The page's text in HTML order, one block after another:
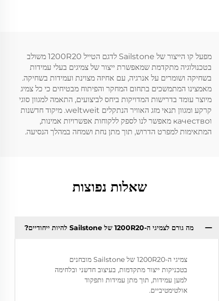
מפעל קו הייצור של Sailstone לדגם הטייל 1200R20 משולב
בטכנולוגיה מתקדמת שמאפשרת ייצור של צמיגים בעלי עמידות
בשחיקה ושומרים על אנרגיה, עם אחיזה מצוינת ועמידות בשחיקה.
מאמצינו המתמשכים בתחום המחקר והפיתוח מבטיחים כי כל צמיג
מיוצר עומד בדרישות המדויקות ביחס לביצועים, התאמה למגוון סוגי
קרקע ומגוון תנאי מזג האוויר הנתקלים weltweit. מיקוד חדשנות
וкачество מאפשר לנו לספק ללקוחות אפשרויות אמינות,
המתאימות למפרט הדרוש, תוך מתן נחת ושמחה במהלך הנסיעה.
שאלות נפוצות
מה גורם לצמיגי ה-1200R20 של Sailstone להיות ייחודיים?
צמיגי ה-1200R20 של Sailstone מובחנים
בטכניקות ייצור מתקדמות, בעיצוב חדשני ובלחימה
למען עמידות, תוך מתן עמידות ותפקוד
אולטימטיביים.